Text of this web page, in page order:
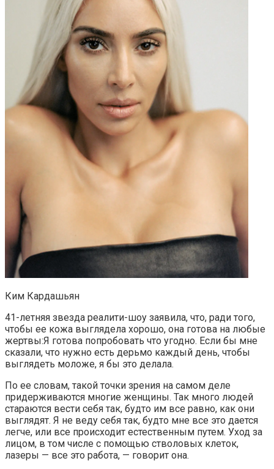
Ким Кардашьян
41-летняя звезда реалити-шоу заявила, что, ради того,
чтобы ее кожа выглядела хорошо, она готова на любые
жертвы:Я готова попробовать что угодно. Если бы мне
сказали, что нужно есть дерьмо каждый день, чтобы
выглядеть моложе, я бы это делала.
По ее словам, такой точки зрения на самом деле
придерживаются многие женщины. Так много людей
стараются вести себя так, будто им все равно, как они
выглядят. Я не веду себя так, будто мне все это дается
легче, или все происходит естественным путем. Уход за
лицом, в том числе с помощью стволовых клеток,
лазеры — все это работа, — говорит она.